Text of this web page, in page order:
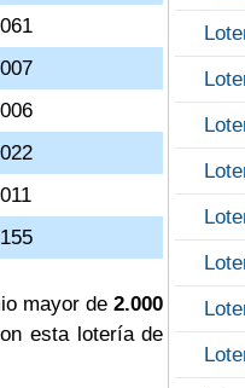
061
007
006
022
011
155
mayor de2.000
esta lotería de